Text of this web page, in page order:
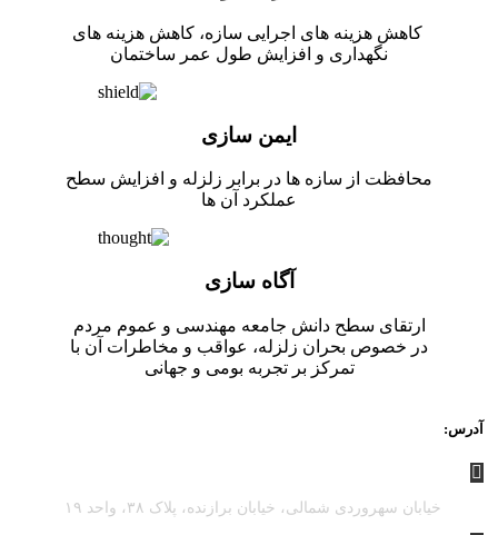
کاهش هزینه های اجرایی سازه، کاهش هزینه های
نگهداری و افزایش طول عمر ساختمان
ایمن سازی
محافظت از سازه ها در برابر زلزله و افزایش سطح
عملکرد آن ها
آگاه سازی
ارتقای سطح دانش جامعه مهندسی و عموم مردم
در خصوص بحران زلزله، عواقب و مخاطرات آن با
تمرکز بر تجربه بومی و جهانی
آدرس:
خیابان سهروردی شمالی، خیابان برازنده، پلاک ۳۸، واحد ۱۹